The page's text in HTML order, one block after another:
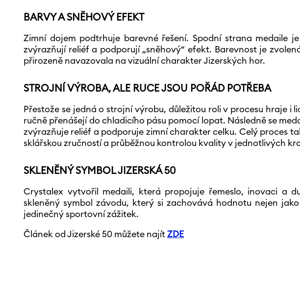
BARVY A SNĚHOVÝ EFEKT
Zimní dojem podtrhuje barevné řešení. Spodní strana medaile
zvýrazňují reliéf a podporují „sněhový“ efekt. Barevnost je
přirozeně navazovala na vizuální charakter Jizerských hor.
STROJNÍ VÝROBA, ALE RUCE JSOU POŘÁD POTŘEBA
Přestože se jedná o strojní výrobu, důležitou roli v procesu hraje i
ručně přenášejí do chladicího pásu pomocí lopat. Následně se
zvýrazňuje reliéf a podporuje zimní charakter celku. Celý proces
sklářskou zručností a průběžnou kontrolou kvality v jednotlivých
SKLENĚNÝ SYMBOL JIZERSKÁ 50
Crystalex vytvořil medaili, která propojuje řemeslo, inovaci a
skleněný symbol závodu, který si zachovává hodnotu nejen
jedinečný sportovní zážitek.
Článek od Jizerské 50 můžete najít ZDE